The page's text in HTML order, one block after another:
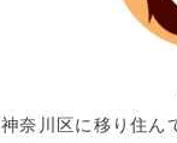
神奈川区に移り住ん